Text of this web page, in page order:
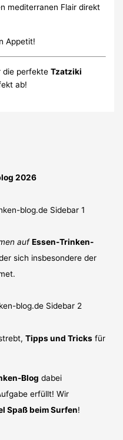
mediterranen Flair direkt
Appetit!
die perfekteTzatziki
ab!
2026
auf Essen-Trinken-
sich insbesondere der
Tipps und Tricks für
Blog dabei
erfüllt! Wir
Spaß beim Surfen!